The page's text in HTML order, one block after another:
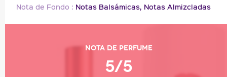
Nota de Fondo : Notas Balsámicas, Notas Almizcladas
Nota de perfume
5/5